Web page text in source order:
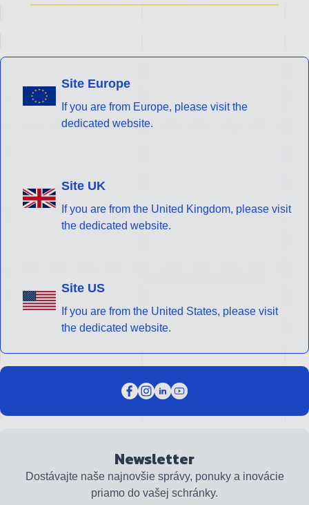
Site Europe
If you are from Europe, please visit the
dedicated website.
Site UK
If you are from the United Kingdom, please visit
the dedicated website.
Site US
If you are from the United States, please visit
the dedicated website.
Newsletter
Dostávajte naše najnovšie správy, ponuky a inovácie
priamo do vašej schránky.